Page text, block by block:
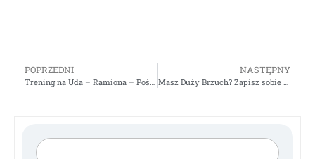
POPRZEDNI
Trening na Uda – Ramiona – Pośladki – Mix Ćwiczeń – Video
NASTĘPNY
Masz Duży Brzuch? Zapisz sobie ten artykuł – Porady